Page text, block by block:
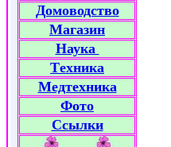
Домоводство
Магазин
Наука
Tехника
Медтехника
Фото
Ссылки